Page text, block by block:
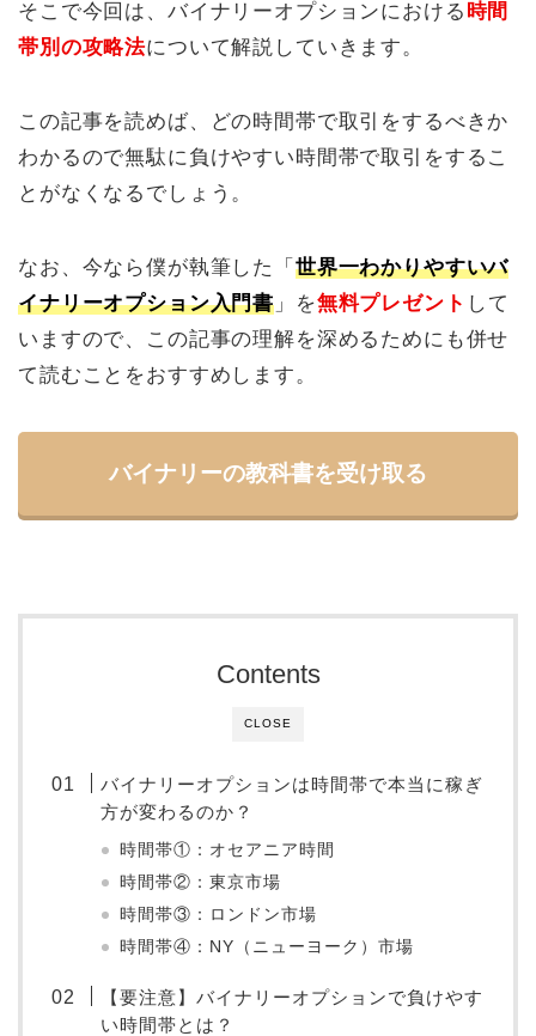
そこで今回は、バイナリーオプションにおける 時間
帯別の攻略法について解説していきます。
この記事を読めば、どの時間帯で取引をするべきか
わかるので無駄に負けやすい時間帯で取引をするこ
とがなくなるでしょう。
なお、今なら僕が執筆した「 世界一わかりやすいバ
イナリーオプション入門書 」を無料プレゼント して
いますので、この記事の理解を深めるためにも併せ
て読むことをおすすめします。
バイナリーの教科書を受け取る
CLOSE
Contents
バイナリーオプションは時間帯で本当に稼ぎ
方が変わるのか？
時間帯①：オセアニア時間
時間帯②：東京市場
時間帯③：ロンドン市場
時間帯④：NY（ニューヨーク）市場
【要注意】バイナリーオプションで負けやす
い時間帯とは？